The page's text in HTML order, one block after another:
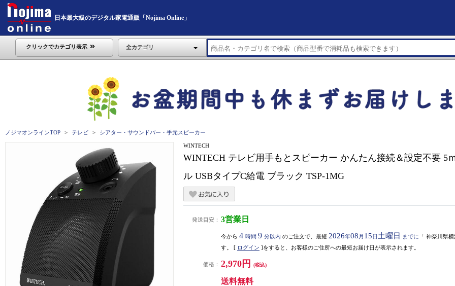
日本最大級のデジタル家電通販「Nojima Online」
クリックでカテゴリ表示 全カテゴリ
ノジマオンラインTOP テレビ シアター・サウンドバー・手元スピーカー
WINTECH
WINTECH テレビ用手もとスピーカー かんたん接続＆設定不要 5
ル USBタイプC給電 ブラック TSP-1MG
発送目安： 3営業日
今から 4 時間 9 分以内 のご注文で、最短 2026年08 月 15日 土曜日 までに 「 神奈川県横
す。 [ ログイン ]をすると、お客様のご住所への最短お届け日が表示されます。
価格： 2,970円 (税込)
送料無料